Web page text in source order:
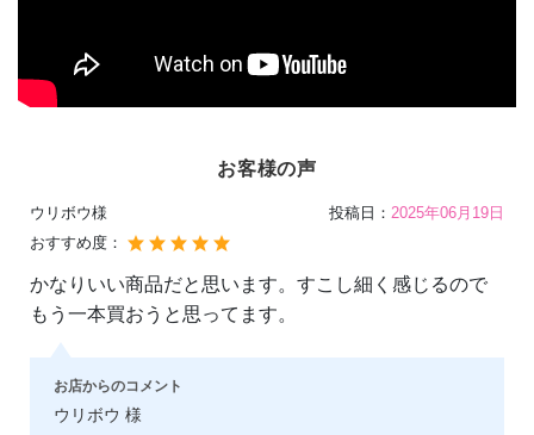
お客様の声
ウリボウ様 投稿日： 2025年06月19日
おすすめ度：
かなりいい商品だと思います。すこし細く感じるので
もう一本買おうと思ってます。
お店からのコメント
ウリボウ 様